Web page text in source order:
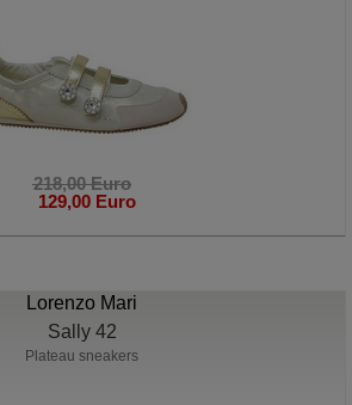
218,00 Euro
129,00 Euro
Lorenzo Mari
Sally 42
Plateau sneakers